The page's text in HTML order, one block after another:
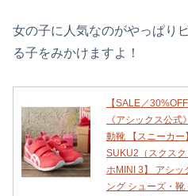
女の子に人気なのがやっぱり
る子をみかけますよ！
【SALE／
《アシックス公
動靴 【スニーカー】
SUKU2（スクス
ホMINI 3】 アシッ
ング シューズ・靴